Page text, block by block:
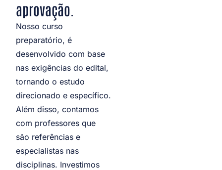
aprovação.
Nosso curso
preparatório, é
desenvolvido com base
nas exigências do edital,
tornando o estudo
direcionado e específico.
Além disso, contamos
com professores que
são referências e
especialistas nas
disciplinas. Investimos